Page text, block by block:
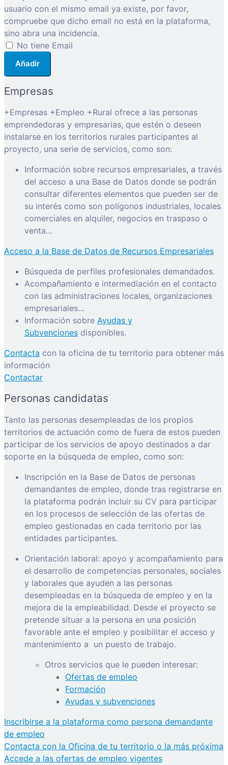
usuario con el mismo email ya existe, por favor,
compruebe que dicho email no está en la plataforma,
sino abra una incidencia.
No tiene Email
Añadir
Empresas
+Empresas +Empleo +Rural ofrece a las personas
emprendedoras y empresarias, que estén o deseen
instalarse en los territorios rurales participantes al
proyecto, una serie de servicios, como son:
Información sobre recursos empresariales, a través
del acceso a una Base de Datos donde se podrán
consultar diferentes elementos que pueden ser de
su interés como son polígonos industriales, locales
comerciales en alquiler, negocios en traspaso o
venta…
Acceso a la Base de Datos de Recursos Empresariales
Búsqueda de perfiles profesionales demandados.
Acompañamiento e intermediación en el contacto
con las administraciones locales, organizaciones
empresariales…
Información sobre Ayudas y
Subvenciones disponibles.
Contacta con la oficina de tu territorio para obtener más
información
Contactar
Personas candidatas
Tanto las personas desempleadas de los propios
territorios de actuación como de fuera de estos pueden
participar de los servicios de apoyo destinados a dar
soporte en la búsqueda de empleo, como son:
Inscripción en la Base de Datos de personas
demandantes de empleo, donde tras registrarse en
la plataforma podrán incluir su CV para participar
en los procesos de selección de las ofertas de
empleo gestionadas en cada territorio por las
entidades participantes.
Orientación laboral: apoyo y acompañamiento para
el desarrollo de competencias personales, sociales
y laborales que ayuden a las personas
desempleadas en la búsqueda de empleo y en la
mejora de la empleabilidad. Desde el proyecto se
pretende situar a la persona en una posición
favorable ante el empleo y posibilitar el acceso y
mantenimiento a un puesto de trabajo.
Otros servicios que le pueden interesar:
Ofertas de empleo
Formación
Ayudas y subvenciones
Inscribirse a la plataforma como persona demandante
de empleo
Contacta con la Oficina de tu territorio o la más próxima
Accede a las ofertas de empleo vigentes